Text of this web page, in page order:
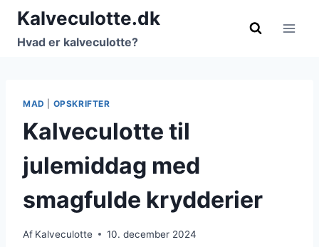
Fortsæt
indhold
Kalveculotte.dk
Hvad er kalveculotte?
MAD OPSKRIFTER
Kalveculotte til
julemiddag med
smagfulde krydderier
Af Kalveculotte 10. december 2024